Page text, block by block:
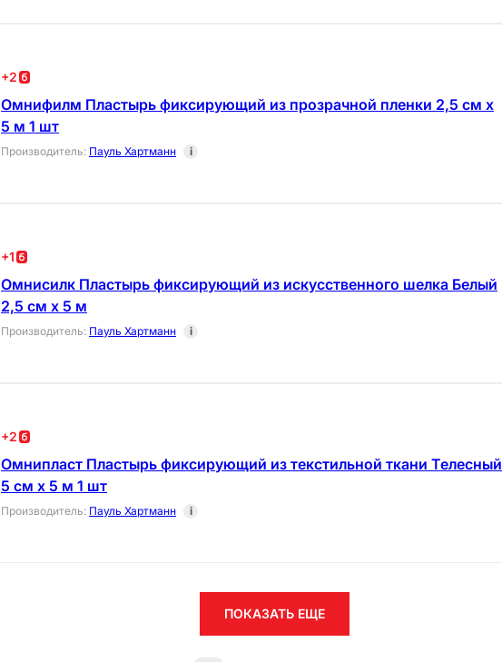
+2
Омнифилм Пластырь фиксирующий из прозрачной пленки 2,5 см х
5 м 1 шт
Производитель: Пауль Хартманн i
+1
Омнисилк Пластырь фиксирующий из искусственного шелка Белый
2,5 см х 5 м
Производитель: Пауль Хартманн i
+2
Омнипласт Пластырь фиксирующий из текстильной ткани Телесный
5 см х 5 м 1 шт
Производитель: Пауль Хартманн i
ПОКАЗАТЬ ЕЩЕ